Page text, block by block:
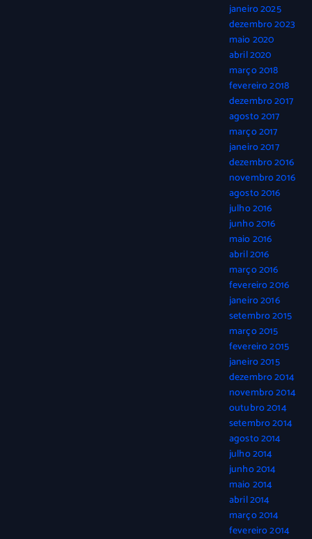
janeiro 2025
dezembro 2023
maio 2020
abril 2020
março 2018
fevereiro 2018
dezembro 2017
agosto 2017
março 2017
janeiro 2017
dezembro 2016
novembro 2016
agosto 2016
julho 2016
junho 2016
maio 2016
abril 2016
março 2016
fevereiro 2016
janeiro 2016
setembro 2015
março 2015
fevereiro 2015
janeiro 2015
dezembro 2014
novembro 2014
outubro 2014
setembro 2014
agosto 2014
julho 2014
junho 2014
maio 2014
abril 2014
março 2014
fevereiro 2014